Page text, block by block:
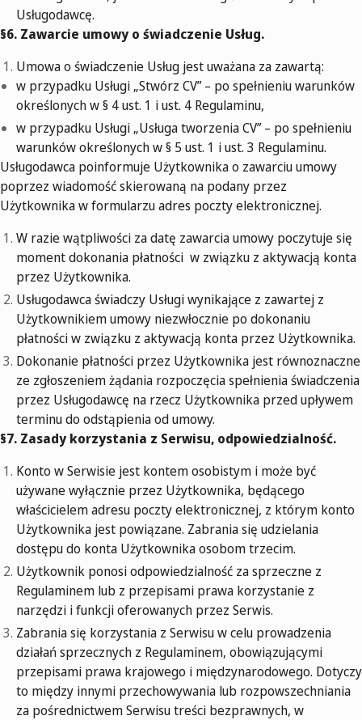
Usługodawcę.
§6. Zawarcie umowy o świadczenie Usług.
Umowa o świadczenie Usług jest uważana za zawartą:
w przypadku Usługi „Stwórz CV” – po spełnieniu warunków
określonych w § 4 ust. 1 i ust. 4 Regulaminu,
w przypadku Usługi „Usługa tworzenia CV” – po spełnieniu
warunków określonych w § 5 ust. 1 i ust. 3 Regulaminu.
Usługodawca poinformuje Użytkownika o zawarciu umowy
poprzez wiadomość skierowaną na podany przez
Użytkownika w formularzu adres poczty elektronicznej.
W razie wątpliwości za datę zawarcia umowy poczytuje się
moment dokonania płatności w związku z aktywacją konta
przez Użytkownika.
Usługodawca świadczy Usługi wynikające z zawartej z
Użytkownikiem umowy niezwłocznie po dokonaniu
płatności w związku z aktywacją konta przez Użytkownika.
Dokonanie płatności przez Użytkownika jest równoznaczne
ze zgłoszeniem żądania rozpoczęcia spełnienia świadczenia
przez Usługodawcę na rzecz Użytkownika przed upływem
terminu do odstąpienia od umowy.
§7. Zasady korzystania z Serwisu, odpowiedzialność.
Konto w Serwisie jest kontem osobistym i może być
używane wyłącznie przez Użytkownika, będącego
właścicielem adresu poczty elektronicznej, z którym konto
Użytkownika jest powiązane. Zabrania się udzielania
dostępu do konta Użytkownika osobom trzecim.
Użytkownik ponosi odpowiedzialność za sprzeczne z
Regulaminem lub z przepisami prawa korzystanie z
narzędzi i funkcji oferowanych przez Serwis.
Zabrania się korzystania z Serwisu w celu prowadzenia
działań sprzecznych z Regulaminem, obowiązującymi
przepisami prawa krajowego i międzynarodowego. Dotyczy
to między innymi przechowywania lub rozpowszechniania
za pośrednictwem Serwisu treści bezprawnych, w